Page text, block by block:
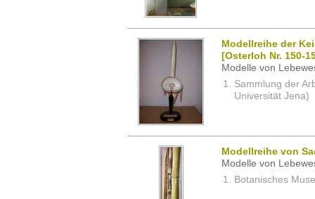
Modellreihe der
[Osterloh Nr. 150-
Modelle von
Sammlung der
Universität Jena)
Modellreihe von
Modelle von
Botanisches